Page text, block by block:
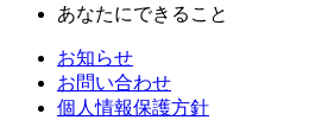
あなたにできること
お知らせ
お問い合わせ
個人情報保護方針